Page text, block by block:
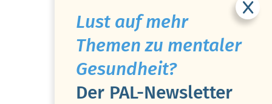
Lust auf mehr
Themen zu mentaler
Gesundheit?
Der PAL-Newsletter